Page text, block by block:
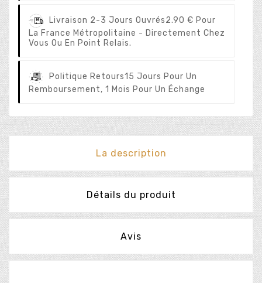
Livraison 2-3 Jours Ouvrés2.90 € Pour
La France Métropolitaine - Directement Chez
Vous Ou En Point Relais.
Politique Retours15 Jours Pour Un
Remboursement, 1 Mois Pour Un Échange
La description
Détails du produit
Avis